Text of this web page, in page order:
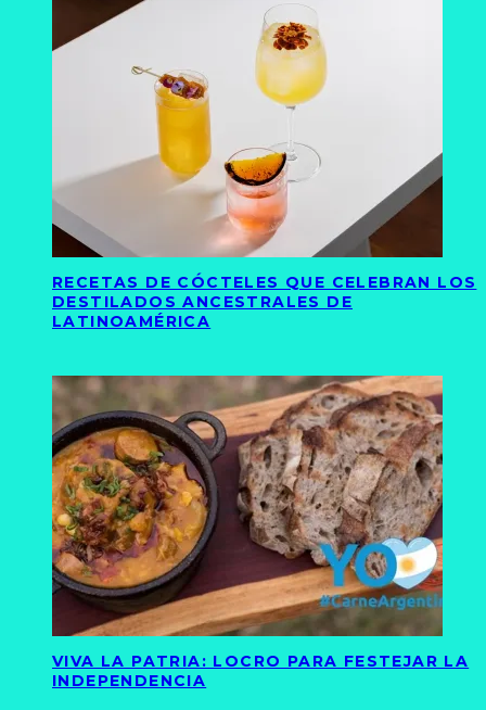
RECETAS DE CÓCTELES QUE CELEBRAN LOS
DESTILADOS ANCESTRALES DE
LATINOAMÉRICA
VIVA LA PATRIA: LOCRO PARA FESTEJAR LA
INDEPENDENCIA